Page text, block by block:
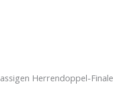
Herrendoppel-